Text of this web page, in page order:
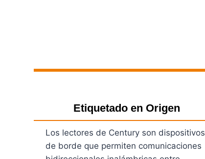
Etiquetado en Origen
Los lectores de Century son dispositivos
de borde que permiten comunicaciones